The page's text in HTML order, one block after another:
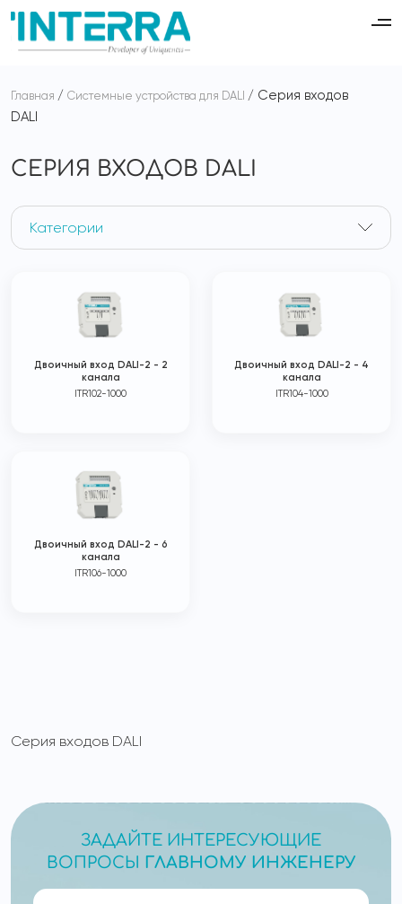
Главная Системные устройства для DALI
Серия входов
DALI
СЕРИЯ ВХОДОВ DALI
Категории
Двоичный вход DALI-2 - 2
канала
ITR102-1000
Двоичный вход DALI-2 - 4
канала
ITR104-1000
Двоичный вход DALI-2 - 6
каналa
ITR106-1000
Серия входов DALI
ЗАДАЙТЕ ИНТЕРЕСУЮЩИЕ
ВОПРОСЫ ГЛАВНОМУ ИНЖЕНЕРУ